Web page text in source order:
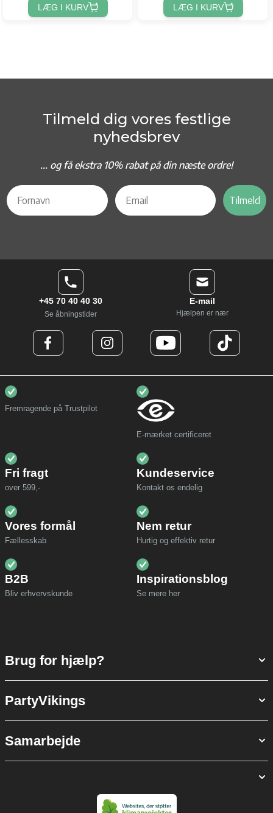
LÆG I KURV LÆG I KURV
Tilmeld dig vores festlige
nyhedsbrev
... og få ekstra 10% rabat på din næste ordre!
Tilmeld
+45 70 40 40 30
Se åbningstider
E-mail
Hjælpen er nær
Fremragende på Trustpilot
E-mærket certificeret
Fri fragt
over 599,-
Kundeservice
Kontakt os endelig
Vores formål
Fællesskab
Nem retur
Hurtig og effektiv retur
B2B
Bliv erhvervskunde
Inspirationsblog
Se mere her
Brug for hjælp?
PartyVikings
Samarbejde